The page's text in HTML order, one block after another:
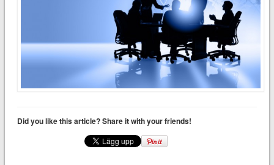
Did you like this article? Share it with your friends!